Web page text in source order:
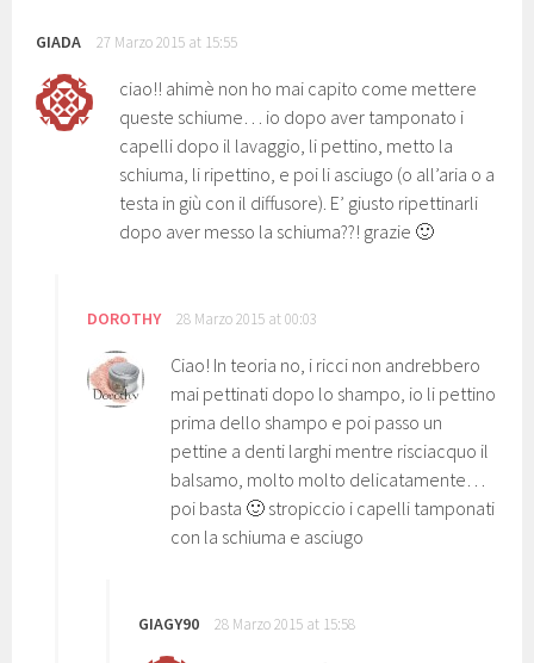
GIADA 27 Marzo 2015 at 15:55
ciao!! ahimè non ho mai capito come mettere
queste schiume… io dopo aver tamponato i
capelli dopo il lavaggio, li pettino, metto la
schiuma, li ripettino, e poi li asciugo (o all’aria o a
testa in giù con il diffusore). E’ giusto ripettinarli
dopo aver messo la schiuma??! grazie 🙂
DOROTHY 28 Marzo 2015 at 00:03
Ciao! In teoria no, i ricci non andrebbero
mai pettinati dopo lo shampo, io li pettino
prima dello shampo e poi passo un
pettine a denti larghi mentre risciacquo il
balsamo, molto molto delicatamente…
poi basta 🙂 stropiccio i capelli tamponati
con la schiuma e asciugo
GIAGY90 28 Marzo 2015 at 15:58